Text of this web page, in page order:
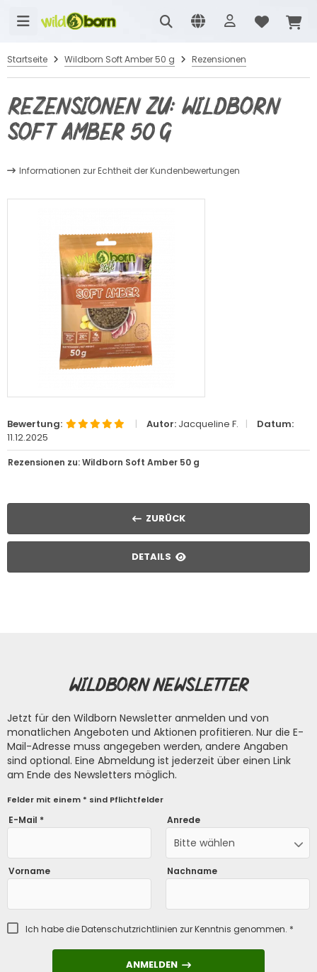
Startseite Wildborn Soft Amber 50 g Rezensionen
Rezensionen zu: Wildborn
Soft Amber 50 g
Informationen zur Echtheit der Kundenbewertungen
Bewertung: | Autor: Jacqueline F. |
Datum:
11.12.2025
Rezensionen zu: Wildborn Soft Amber 50 g
ZURÜCK
DETAILS
Wildborn Newsletter
Jetzt für den Wildborn Newsletter anmelden und von
monatlichen Angeboten und Aktionen profitieren. Nur die E-
Mail-Adresse muss angegeben werden, andere Angaben
sind optional. Eine Abmeldung ist jederzeit über einen Link
am Ende des Newsletters möglich.
Felder mit einem * sind Pflichtfelder
E-Mail * Anrede
Bitte wählen
Vorname Nachname
Ich habe dieDatenschutzrichtlinien zur Kenntnis genommen. *
ANMELDEN
ANMELDEN